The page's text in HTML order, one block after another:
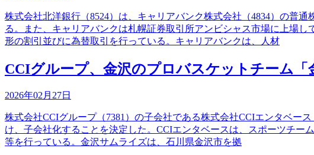
株式会社北洋銀行（8524）は、キャリアバンク株式会社（4834）の普
る。また、キャリアバンクは札幌証券取引所アンビシャス市場に上場
形の割引並びに為替取引を行っている。キャリアバンクは、人材
CCIグループ、金沢のプロバスケットチーム
2026年02月27日
株式会社CCIグループ（7381）の子会社である株式会社CCIエンタベー
け、子会社化することを決定した。CCIエンタベースは、スポーツチ
等を行っている。金沢サムライズは、石川県金沢市を拠